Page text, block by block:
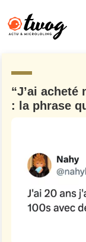
“J’ai acheté
: la phrase
JE
PSEUDO*
EMAIL *
PASSWORD
PSEUDO
MOT DE
Que
Ma